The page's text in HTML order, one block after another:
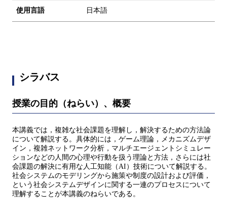
使用言語 日本語
シラバス
授業の目的（ねらい）、概要
本講義では，複雑な社会課題を理解し，解決するための方法論
について解説する。具体的には，ゲーム理論，メカニズムデザ
イン，複雑ネットワーク分析，マルチエージェントシミュレー
ションなどの人間の心理や行動を扱う理論と方法，さらには社
会課題の解決に有用な人工知能（AI）技術について解説する。
社会システムのモデリングから施策や制度の設計および評価，
という社会システムデザインに関する一連のプロセスについて
理解することが本講義のねらいである。